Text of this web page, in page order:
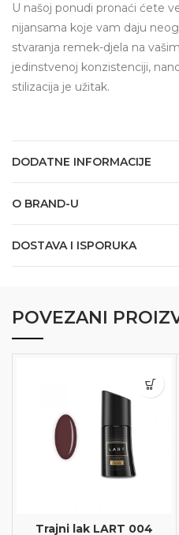
U našoj ponudi pronaći ćete
nijansama koje vam daju
stvaranja remek-djela na
jedinstvenoj konzistenciji,
stilizacija je užitak.
DODATNE INFORMACIJE
O BRAND-U
DOSTAVA I ISPORUKA
POVEZANI
Trajni lak LART 004